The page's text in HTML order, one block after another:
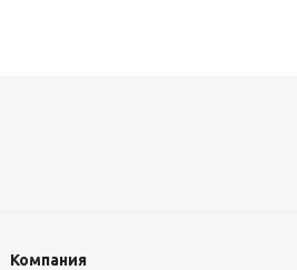
Компания